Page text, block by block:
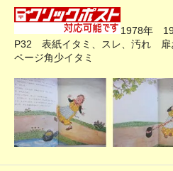
1978年
P32 表紙イタミ、スレ、汚れ 扉
ページ角少イタミ